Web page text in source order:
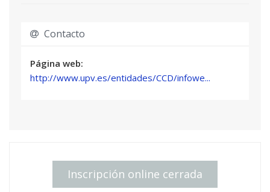
Contacto
Página web:
http://www.upv.es/entidades/CCD/infowe...
Inscripción online cerrada